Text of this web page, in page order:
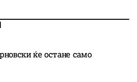
ќе остане само